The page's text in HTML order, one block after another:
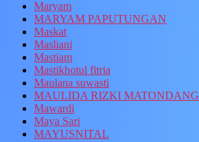
Maryam
MARYAM PAPUTUNGAN
Maskat
Masliani
Mastiam
Mastikhotul fitria
Maulana suwasti
MAULIDA RIZKI MATONDANG
Mawardi
Maya Sari
MAYUSNITAL